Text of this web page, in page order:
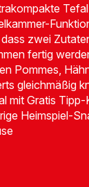
zwei
fertig
Pommes,
gleichmäßig
mit Gratis
Heimspiel-